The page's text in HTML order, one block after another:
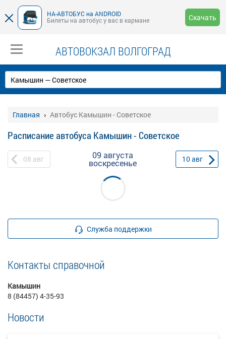
НА-АВТОБУС на ANDROID
Билеты на автобус у вас в кармане
Скачать
АВТОВОКЗАЛ ВОЛГОГРАД
Главная Автобус Камышин - Советское
Расписание автобуса Камышин - Советское
08 авг 09 августа
воскресенье 10авг
Служба поддержки
Контакты справочной
Камышин
8 (84457) 4-35-93
Новости